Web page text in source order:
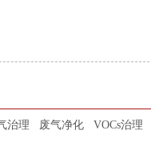
治理 废气净化 VOCs治理